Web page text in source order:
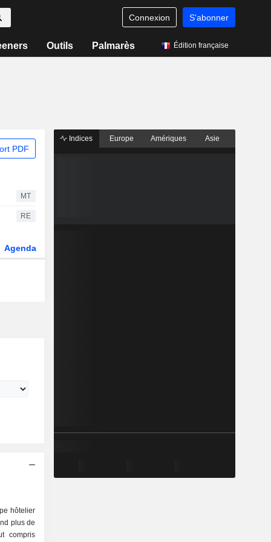
Connexion S'abonner
Outils Palmarès Édition française
PDF
MT
RE
Agenda
hôtelier
plus de
compris
Indices Europe Amériques Asie